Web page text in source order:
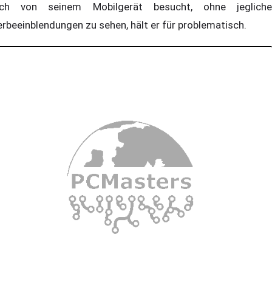
von seinem Mobilgerät besucht, ohne jegliche
zu sehen, hält er für problematisch.